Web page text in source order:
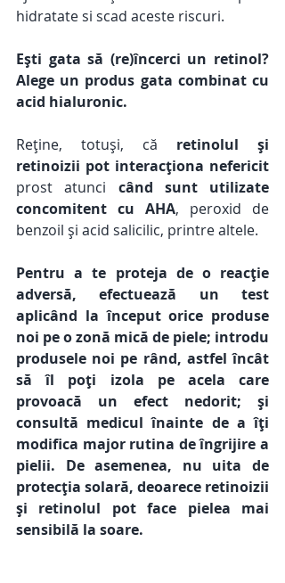
hidratate si scad aceste riscuri.
Ești gata să (re)încerci un retinol?
Alege un produs gata combinat cu
acid hialuronic.
Reține, totuși, că retinolul și
retinoizii pot interacționa nefericit
prost atunci când sunt utilizate
concomitent cu AHA, peroxid de
benzoil și acid salicilic, printre altele.
Pentru a te proteja de o reacție
adversă, efectuează un test
aplicând la început orice produse
noi pe o zonă mică de piele; introdu
produsele noi pe rând, astfel încât
să îl poți izola pe acela care
provoacă un efect nedorit; și
consultă medicul înainte de a îți
modifica major rutina de îngrijire a
pielii. De asemenea, nu uita de
protecția solară, deoarece retinoizii
și retinolul pot face pielea mai
sensibilă la soare.